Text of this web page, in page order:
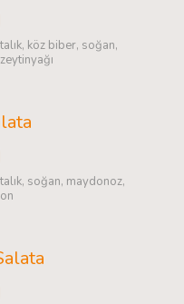
köz biber, soğan,
soğan, maydonoz,